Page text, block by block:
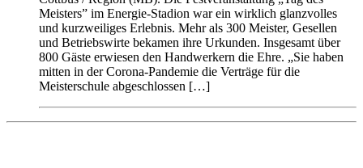
Meisters” im Energie-Stadion war ein wirklich glanzvolles
und kurzweiliges Erlebnis. Mehr als 300 Meister, Gesellen
und Betriebswirte bekamen ihre Urkunden. Insgesamt über
800 Gäste erwiesen den Handwerkern die Ehre. „Sie haben
mitten in der Corona-Pandemie die Verträge für die
Meisterschule abgeschlossen […]